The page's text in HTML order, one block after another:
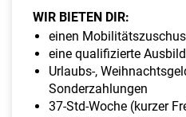
WIR BIETEN DIR:
einen
eine qualifizierte
Urlaubs-,
Sonderzahlungen
37-Std-Woche (kurzer